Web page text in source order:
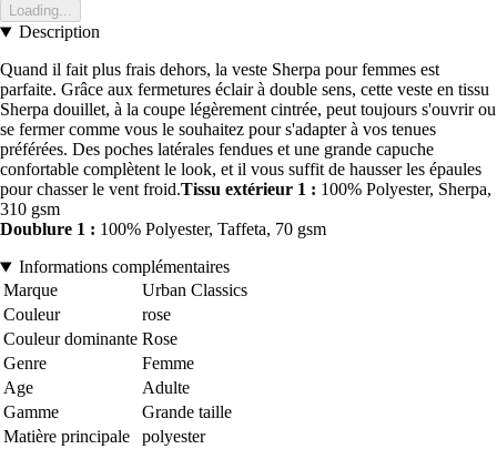
Loading...
Description
Quand il fait plus frais dehors, la veste Sherpa pour femmes est
parfaite. Grâce aux fermetures éclair à double sens, cette veste en tissu
Sherpa douillet, à la coupe légèrement cintrée, peut toujours s'ouvrir ou
se fermer comme vous le souhaitez pour s'adapter à vos tenues
préférées. Des poches latérales fendues et une grande capuche
confortable complètent le look, et il vous suffit de hausser les épaules
pour chasser le vent froid.Tissu extérieur 1 : 100% Polyester, Sherpa,
310 gsm
Doublure 1 : 100% Polyester, Taffeta, 70 gsm
Informations complémentaires
Marque
Urban Classics
Couleur
rose
Couleur dominante Rose
Genre
Femme
Age
Adulte
Gamme
Grande taille
Matière principale
polyester